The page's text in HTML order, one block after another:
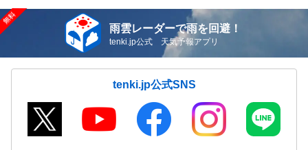
雨雲レーダーで雨を回避！
tenki.jp公式 天気予報アプリ
tenki.jp公式SNS